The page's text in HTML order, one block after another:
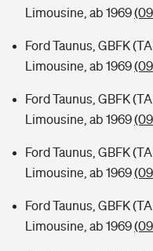
Limousine, ab 1969
Ford Taunus, GBFK
Limousine, ab 1969
Ford Taunus, GBFK
Limousine, ab 1969
Ford Taunus, GBFK
Limousine, ab 1969
Ford Taunus, GBFK
Limousine, ab 1969